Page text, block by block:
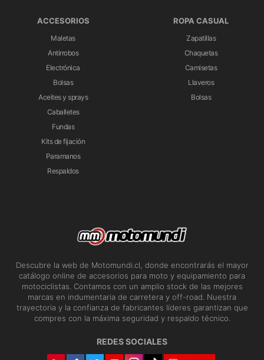
ACCESORIOS
Maletas
Antirrobos
Electrónica
Bolsas
Aceites y sprays
Caballetes
Fundas
Kits de fijación
Paramanos
Respaldos
ROPA CASUAL
Zapatillas
Chaquetas
Camisetas
Llaveros
Bolsas
Descubre la web de Motomundi.cl, donde encontrarás el mayor
catálogo online de accesorios para moto y equipamiento para
motociclistas. Contamos con un amplio stock de las mejores
marcas en indumentaria de carretera y off-road. Nuestra
trayectoria y la confianza de fabricantes líderes garantizan que
compres con la máxima seguridad y respaldo técnico.
REDES SOCIALES